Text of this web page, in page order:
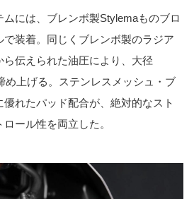
には、ブレンボ製Stylemaものブロ
で装着。同じくブレンボ製のラジア
ら伝えられた油圧により、大径
上げる。ステンレスメッシュ・ブ
れたパッド配合が、絶対的なスト
ール性を両立した。